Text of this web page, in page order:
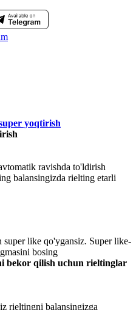
yoqtirish
ravishda to'ldirish
balansingizda rielting etarli
super like qo'ygansiz. Super like-
bosing
bekor qilish uchun rieltinglar
rieltingni balansingizga